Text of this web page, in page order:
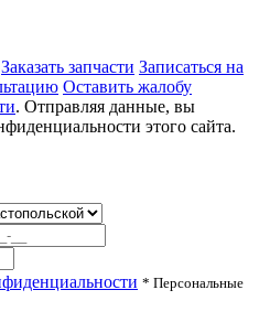
Заказать запчасти Записаться на
Оставить жалобу
. Отправляя данные, вы
этого сайта.
* Персональные